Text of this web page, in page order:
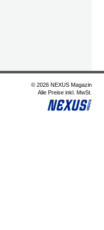
© 2026 NEXUS Magazin
Alle Preise inkl. MwSt.